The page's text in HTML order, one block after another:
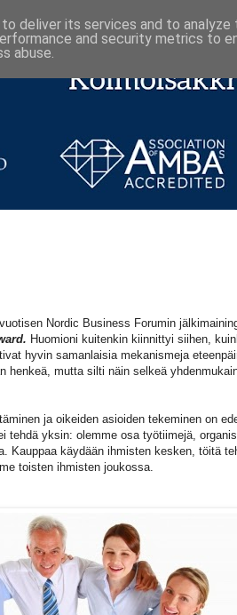
Nordic Business Forumin
Huomioni kuitenkin kiinnittyi siihen,
hyvin samanlaisia mekanismeja
henkeä, mutta silti näin selkeä
ja oikeiden asioiden tekeminen on
tehdä yksin: olemme osa työtiimejä,
Kauppaa käydään ihmisten kesken, töitä
toisten ihmisten joukossa.
deliver its services and to analyze
and security metrics to
abuse.